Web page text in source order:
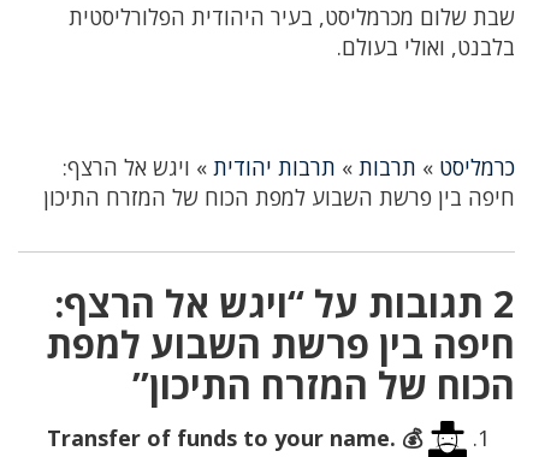
שבת שלום מכרמליסט, בעיר היהודית הפלורליסטית
בלבנט, ואולי בעולם.
כרמליסט » תרבות » תרבות יהודית » ויגש אל הרצף:
חיפה בין פרשת השבוע למפת הכוח של המזרח התיכון
2 תגובות על “ויגש אל הרצף:
חיפה בין פרשת השבוע למפת
הכוח של המזרח התיכון”
💰 Transfer of funds to your name.